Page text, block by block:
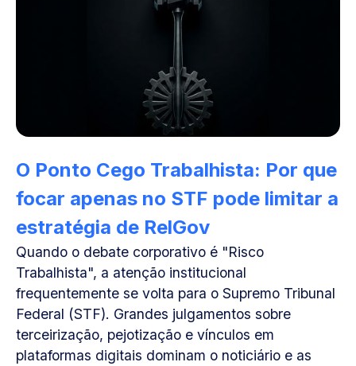
O Ponto Cego Trabalhista: Por que
focar apenas no STF pode limitar a
estratégia de RelGov
Quando o debate corporativo é "Risco
Trabalhista", a atenção institucional
frequentemente se volta para o Supremo Tribunal
Federal (STF). Grandes julgamentos sobre
terceirização, pejotização e vínculos em
plataformas digitais dominam o noticiário e as